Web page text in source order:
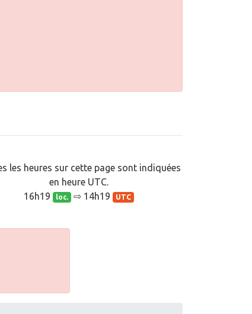
les heures sur cette page sont indiquées
en heure UTC.
16h19 loc. ⇨ 14h19 UTC